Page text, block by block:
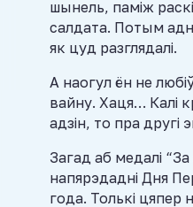
шынель, паміж
салдата. Потым
як цуд разглядалі.
А наогул ён не
вайну. Хаця… Калі
адзін, то пра другі
Загад аб медалі
напярэдадні Дня
года. Толькі цяпер